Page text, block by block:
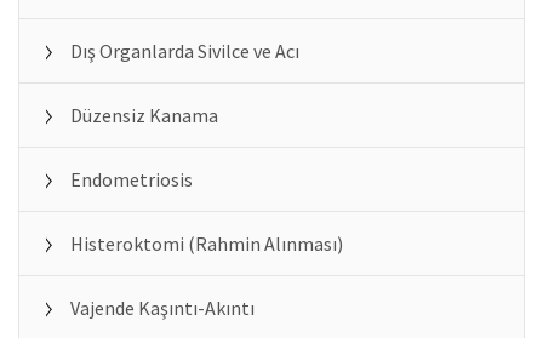
Dış Organlarda Sivilce ve Acı
Düzensiz Kanama
Endometriosis
Histeroktomi (Rahmin Alınması)
Vajende Kaşıntı-Akıntı